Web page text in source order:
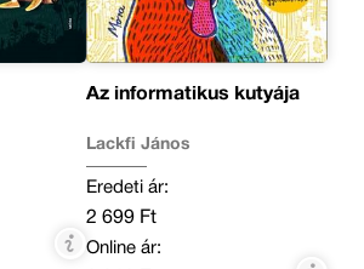
Az informatikus kutyája
Lackfi János
Eredeti ár:
2 699 Ft
Online ár: